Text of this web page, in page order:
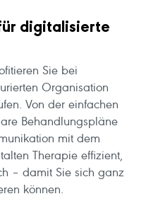
digitalisierte
Sie bei
Organisation
Von der einfachen
Behandlungspläne
mit dem
Therapie effizient,
– damit Sie sich ganz
können.